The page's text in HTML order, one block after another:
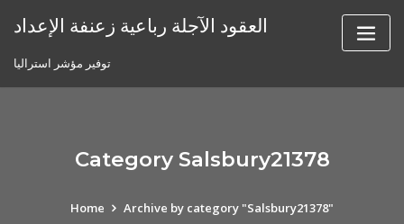
العقود الآجلة رباعية زعنفة الإعداد
توفير مؤشر استراليا
Category Salsbury21378
Home Archive by category "Salsbury21378"